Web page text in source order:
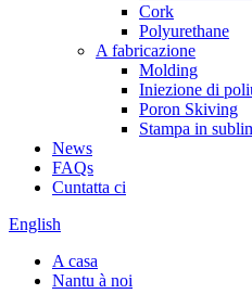
Cork
Polyurethane
A fabricazione
Molding
Iniezione di
Poron Skiving
Stampa in
News
FAQs
Cuntatta ci
English
A casa
Nantu à noi